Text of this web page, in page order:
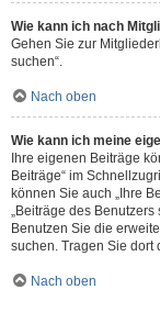
Wie kann ich nach
Gehen Sie zur
suchen“.
Nach oben
Wie kann ich meine
Ihre eigenen Beiträge
Beiträge“ im
können Sie auch „Ihre
„Beiträge des
Benutzen Sie die
suchen. Tragen Sie dort
Nach oben